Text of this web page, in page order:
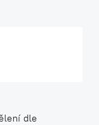
dle